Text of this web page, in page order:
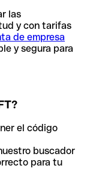
las
y con tarifas
de empresa
y segura para
el código
buscador
para tu